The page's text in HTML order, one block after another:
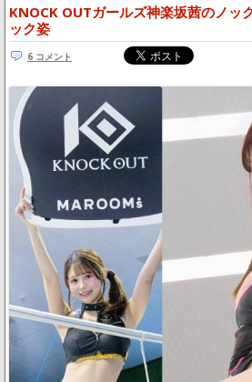
KNOCK OUTガールズ神楽坂茜のノッ
ック姿
6 コメント